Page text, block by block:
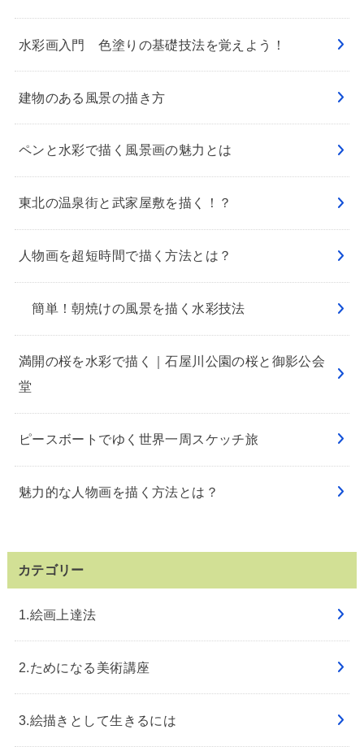
水彩画入門 色塗りの基礎技法を覚えよう！
建物のある風景の描き方
ペンと水彩で描く風景画の魅力とは
東北の温泉街と武家屋敷を描く！？
人物画を超短時間で描く方法とは？
簡単！朝焼けの風景を描く水彩技法
満開の桜を水彩で描く｜石屋川公園の桜と御影公会
堂
ピースボートでゆく世界一周スケッチ旅
魅力的な人物画を描く方法とは？
カテゴリー
1.絵画上達法
2.ためになる美術講座
3.絵描きとして生きるには